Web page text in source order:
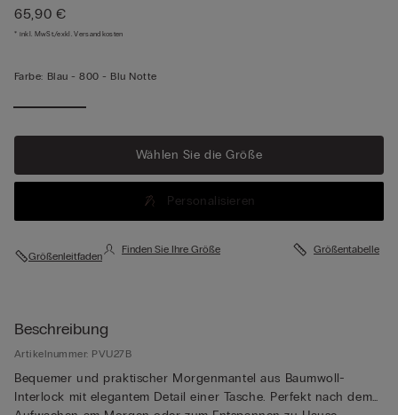
65,90 €
* inkl. MwSt./exkl. Versandkosten
Farbe: Blau -800 - Blu Notte
Wählen Sie die Größe
Personalisieren
Größenleitfaden
Finden Sie Ihre Größe Größentabelle
Beschreibung
Artikelnummer: PVU27B
Bequemer und praktischer Morgenmantel aus Baumwoll-
Interlock mit elegantem Detail einer Tasche. Perfekt nach dem